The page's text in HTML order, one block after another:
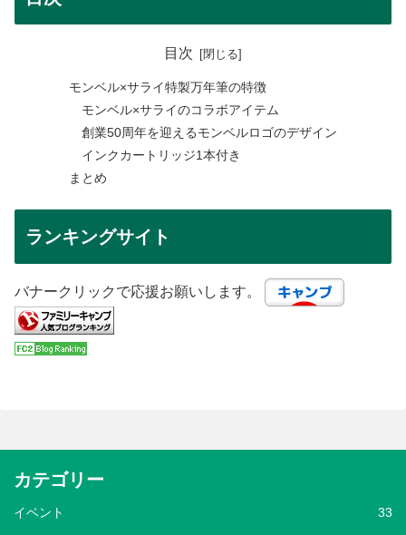
目次
モンベル×サライ特製万年筆の特徴
モンベル×サライのコラボアイテム
創業50周年を迎えるモンベルロゴのデザイン
インクカートリッジ1本付き
まとめ
ランキングサイト
バナークリックで応援お願いします。
カテゴリー
イベント 33